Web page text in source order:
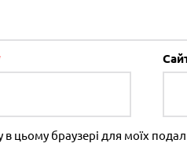
в цьому браузері для моїх